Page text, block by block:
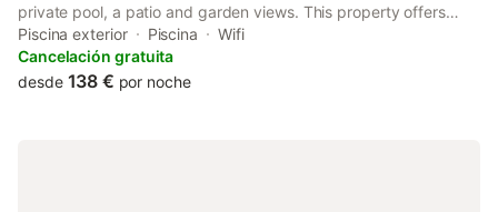
private pool, a patio and garden views. This property offers
access to a terrace, table tennis, free private parking and free
WiFi.
Piscina exterior Piscina
Wifi
Cancelación gratuita
desde 138 € por noche